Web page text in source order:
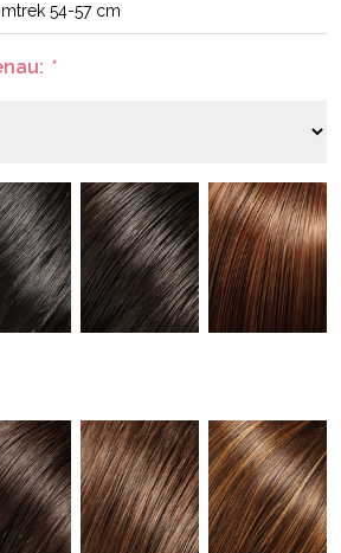
54-57 cm
*